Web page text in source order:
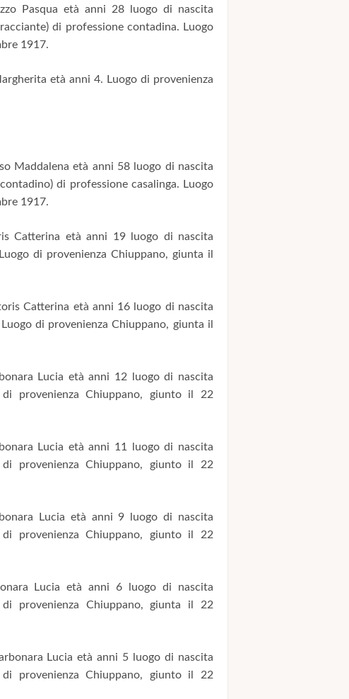
Pasqua età anni 28 luogo di nascita
di professione contadina. Luogo
1917.
età anni 4. Luogo di provenienza
Maddalena età anni 58 luogo di nascita
di professione casalinga. Luogo
1917.
Catterina età anni 19 luogo di nascita
di provenienza Chiuppano, giunta il
Catterina età anni 16 luogo di nascita
di provenienza Chiuppano, giunta il
Lucia età anni 12 luogo di nascita
provenienza Chiuppano, giunto il 22
Lucia età anni 11 luogo di nascita
provenienza Chiuppano, giunto il 22
Lucia età anni 9 luogo di nascita
provenienza Chiuppano, giunto il 22
Lucia età anni 6 luogo di nascita
provenienza Chiuppano, giunta il 22
Lucia età anni 5 luogo di nascita
provenienza Chiuppano, giunto il 22